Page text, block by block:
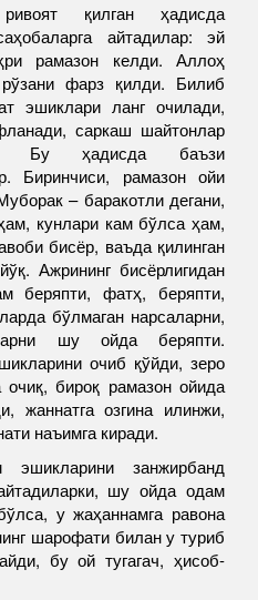
қилган ҳадисда
айтадилар: эй
рамазон келди. Аллоҳ
фарз қилди. Билиб
эшиклари ланг очилади,
саркаш шайтонлар
Бу ҳадисда баъзи
Биринчиси, рамазон ойи
– баракотли дегани,
кунлари кам бўлса ҳам,
бисёр, ваъда қилинган
Ажрининг бисёрлигидан
беряпти, фатҳ, беряпти,
бўлмаган нарсаларни,
шу ойда беряпти.
очиб қўйди, зеро
бироқ рамазон ойида
жаннатга озгина илинжи,
наъимга киради.
занжирбанд
шу ойда одам
у жаҳаннамга равона
шарофати билан у туриб
бу ой тугагач, ҳисоб-